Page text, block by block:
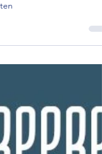
Land: Beerensträucher